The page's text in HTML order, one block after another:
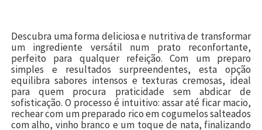
Descubra uma forma deliciosa e nutritiva de transformar
um ingrediente versátil num prato reconfortante,
perfeito para qualquer refeição. Com um preparo
simples e resultados surpreendentes, esta opção
equilibra sabores intensos e texturas cremosas, ideal
para quem procura praticidade sem abdicar de
sofisticação. O processo é intuitivo: assar até ficar macio,
rechear com um preparado rico em cogumelos salteados
com alho, vinho branco e um toque de nata, finalizando